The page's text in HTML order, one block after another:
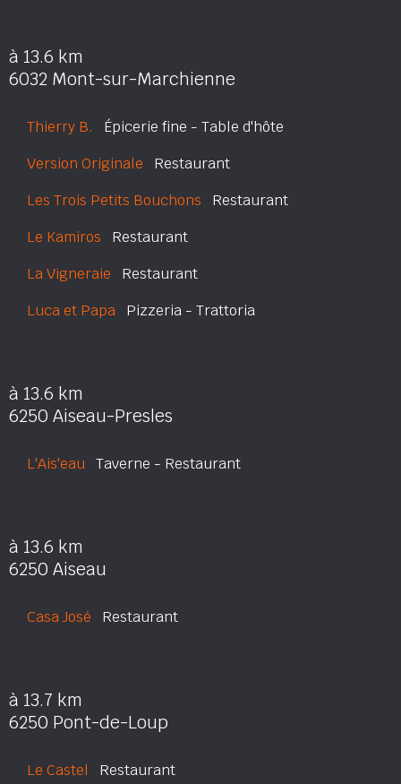
à 13.6 km
6032 Mont-sur-Marchienne
Thierry B. Épicerie fine - Table d'hôte
Version Originale Restaurant
Les Trois Petits Bouchons Restaurant
Le Kamiros Restaurant
La Vigneraie Restaurant
Luca et Papa Pizzeria - Trattoria
à 13.6 km
6250 Aiseau-Presles
L'Ais'eau Taverne - Restaurant
à 13.6 km
6250 Aiseau
Casa José Restaurant
à 13.7 km
6250 Pont-de-Loup
Le Castel Restaurant